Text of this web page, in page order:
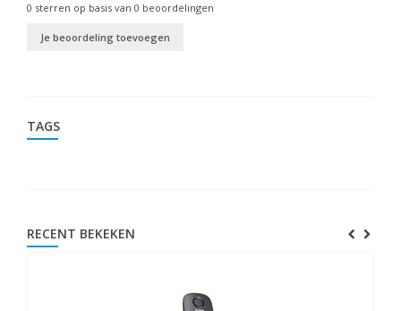
0 sterren op basis van 0 beoordelingen
Je beoordeling toevoegen
TAGS
RECENT BEKEKEN